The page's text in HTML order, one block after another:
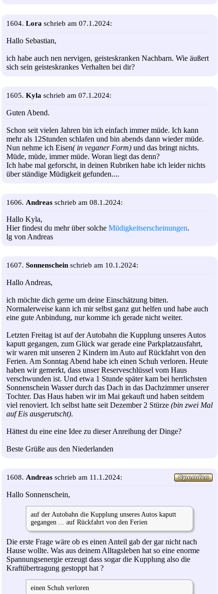
1604. Lora schrieb am 07.1.2024:
Hallo Sebastian,
ich habe auch nen nervigen, geisteskranken Nachbarn. Wie äußert
sich sein geisteskrankes Verhalten bei dir?
1605. Kyla schrieb am 07.1.2024:
Guten Abend.
Schon seit vielen Jahren bin ich einfach immer müde. Ich kann
mehr als 12Stunden schlafen und bin abends dann wieder müde.
Nun nehme ich Eisen( in veganer Form) und das bringt nichts.
Müde, müde, immer müde. Woran liegt das denn?
Ich habe mal geforscht, in deinen Rubriken habe ich leider nichts
über ständige Müdigkeit gefunden....
1606. Andreas schrieb am 08.1.2024:
Hallo Kyla,
Hier findest du mehr über solche Müdigkeitserscheinungen.
lg von Andreas
1607. Sonnenschein schrieb am 10.1.2024:
Hallo Andreas,
ich möchte dich gerne um deine Einschätzung bitten.
Normalerweise kann ich mir selbst ganz gut helfen und habe auch
eine gute Anbindung, nur komme ich gerade nicht weiter.
Letzten Freitag ist auf der Autobahn die Kupplung unseres Autos
kaputt gegangen, zum Glück war gerade eine Parkplatzausfahrt,
wir waren mit unseren 2 Kindern im Auto auf Rückfahrt von den
Ferien. Am Sonntag Abend habe ich einen Schuh verloren. Heute
haben wir gemerkt, dass unser Reserveschlüssel vom Haus
verschwunden ist. Und etwa 1 Stunde später kam bei herrlichsten
Sonnenschein Wasser durch das Dach in das Dachzimmer unserer
Tochter. Das Haus haben wir im Mai gekauft und haben seitdem
viel renoviert. Ich selbst hatte seit Dezember 2 Stürze (bin zwei Mal
auf Eis ausgerutscht).
Hättest du eine eine Idee zu dieser Anreihung der Dinge?
Beste Grüße aus den Niederlanden
1608. Andreas schrieb am 11.1.2024:
Hallo Sonnenschein,
auf der Autobahn die Kupplung unseres Autos kaputt
gegangen ... auf Rückfahrt von den Ferien
Die erste Frage wäre ob es einen Anteil gab der gar nicht nach
Hause wollte. Was aus deinem Alltagsleben hat so eine enorme
Spannungsenergie erzeugt dass sogar die Kupplung also die
Kraftübertragung gestoppt hat ?
einen Schuh verloren